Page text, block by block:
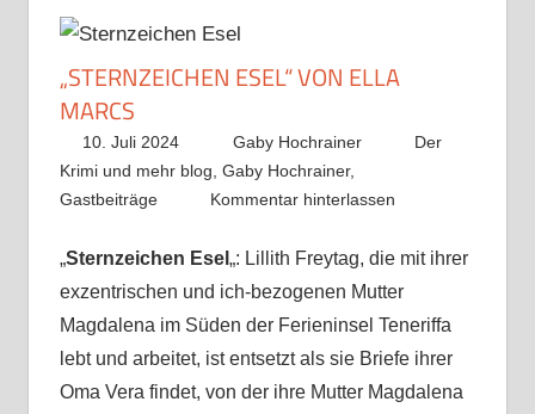
„STERNZEICHEN ESEL“ VON ELLA
MARCS
10. Juli 2024 Gaby Hochrainer
Der
Krimi und mehr blog, Gaby Hochrainer,
Gastbeiträge
Kommentar hinterlassen
„Sternzeichen Esel „: Lillith Freytag, die mit ihrer
exzentrischen und ich-bezogenen Mutter
Magdalena im Süden der Ferieninsel Teneriffa
lebt und arbeitet, ist entsetzt als sie Briefe ihrer
Oma Vera findet, von der ihre Mutter Magdalena